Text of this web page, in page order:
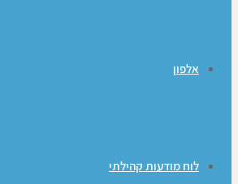
אלפון
לוח מודעות קהילתי